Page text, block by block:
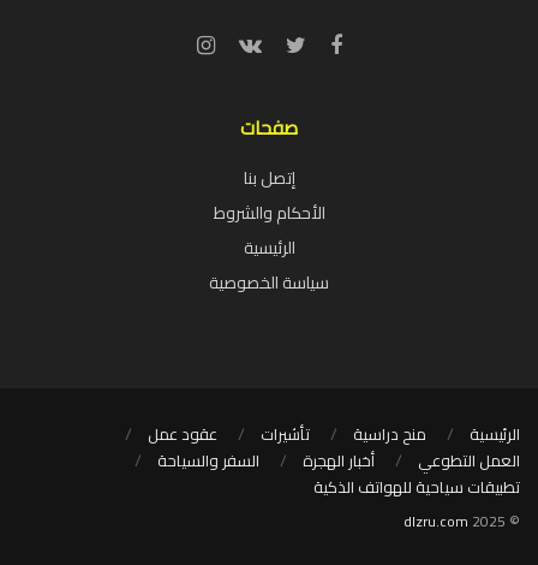
صفحات
إتصل بنا
الأحكام والشروط
الرئيسية
سياسة الخصوصية
الرئيسية منح دراسية تأشيرات
عقود عمل
العمل التطوعي
أخبار الهجرة
السفر والسياحة
تطبيقات سياحية للهواتف الذكية
© 2025
dlzru.com